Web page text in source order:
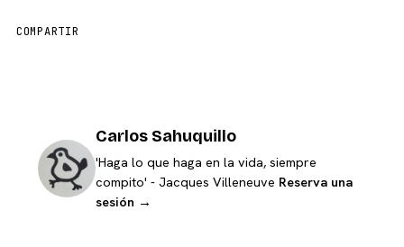
COMPARTIR
Carlos Sahuquillo
'Haga lo que haga en la vida, siempre
compito' - Jacques Villeneuve Reserva una
sesión →